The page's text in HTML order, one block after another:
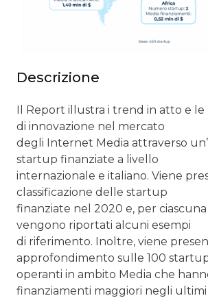
Descrizione
Il Report illustra i trend in atto e le
di innovazione nel mercato
degli Internet Media attraverso
startup finanziate a livello
internazionale e italiano. Viene
classificazione delle startup
finanziate nel 2020 e, per
vengono riportati alcuni esempi
di riferimento. Inoltre, viene
approfondimento sulle 100
operanti in ambito Media che
finanziamenti maggiori negli ultimi